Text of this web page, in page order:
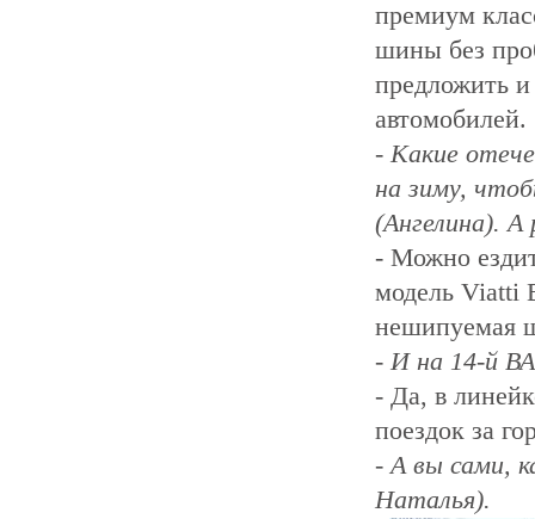
премиум
шины без
предложить
автомобилей.
- Какие
на зиму,
(Ангелина). А
- Можно
модель Viatti
нешипуемая
- И на 14-й
- Да, в
поездок за
- А вы сами,
Наталья).